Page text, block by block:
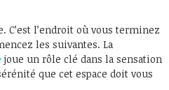
C’est l’endroit où vous terminez
les suivantes. La
joue un rôle clé dans la sensation
que cet espace doit vous